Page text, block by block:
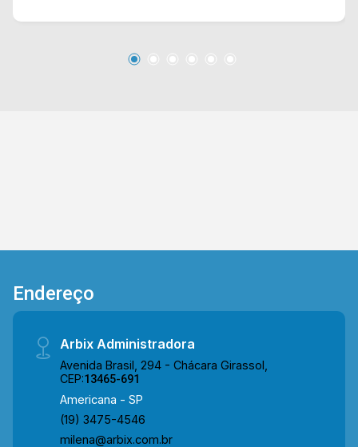
Scomparim e a Estrada do Pedroso. Entre em
agende a sua visita!! WhatsApp e Telefone: (19)
Endereço
Arbix Administradora
Avenida Brasil, 294 - Chácara Girassol,
CEP:13465-691
Americana - SP
(19) 3475-4546
milena@arbix.com.br